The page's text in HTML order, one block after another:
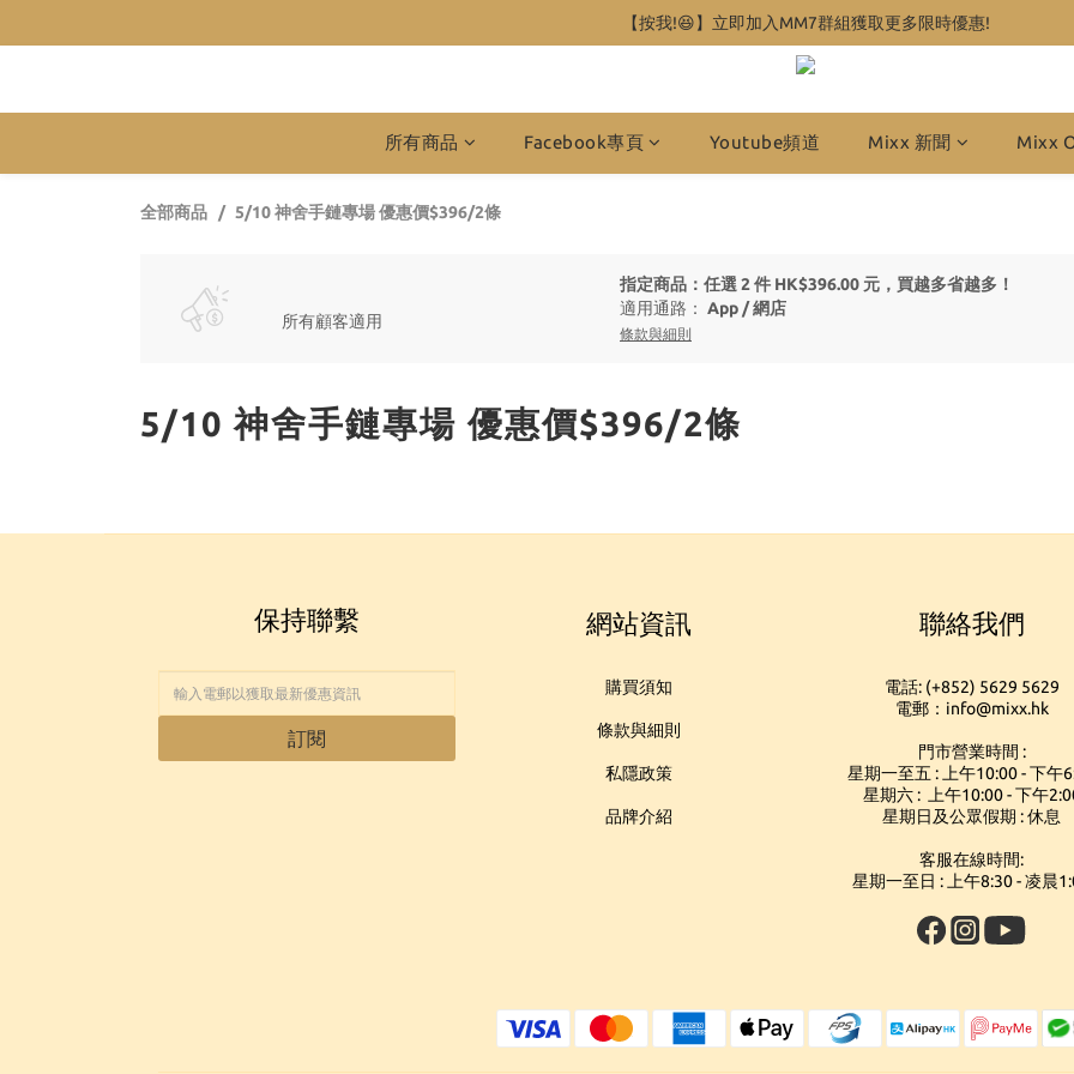
【按我!😆】立即加入MM7群組獲取更多限時優惠!
所有商品 Facebook專頁 Youtube頻道 Mixx 新聞 Mixx
全部商品 5/10 神舍手鏈專場 優惠價$396/2條
所有顧客適用
指定商品：任選 2 件 HK$396.00 元，買越多省越多！
適用通路： App /網店
條款與細則
5/10 神舍手鏈專場 優惠價$396/2條
保持聯繫
訂閱
網站資訊
購買須知
條款與細則
私隱政策
品牌介紹
聯絡我們
電話: (+852) 5629 5629
電郵：info@mixx.hk
門市營業時間 :
星期一至五 : 上午10:00 - 下午
星期六 : 上午10:00 - 下午
星期日及公眾假期 : 休息
客服在線時間:
星期一至日 : 上午8:30 - 凌晨